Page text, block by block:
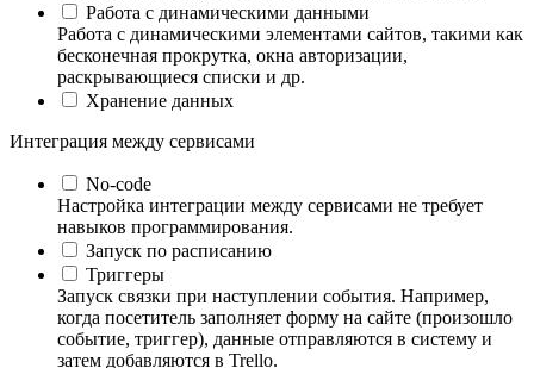
Работа с динамическими данными
Работа с динамическими элементами сайтов, такими как
бесконечная прокрутка, окна авторизации,
раскрывающиеся списки и др.
Хранение данных
Интеграция между сервисами
No-code
Настройка интеграции между сервисами не требует
навыков программирования.
Запуск по расписанию
Триггеры
Запуск связки при наступлении события. Например,
когда посетитель заполняет форму на сайте (произошло
событие, триггер), данные отправляются в систему и
затем добавляются в Trello.